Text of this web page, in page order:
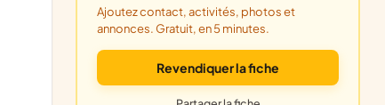
Ajoutez contact, activités, photos et
annonces. Gratuit, en 5 minutes.
Revendiquer la fiche